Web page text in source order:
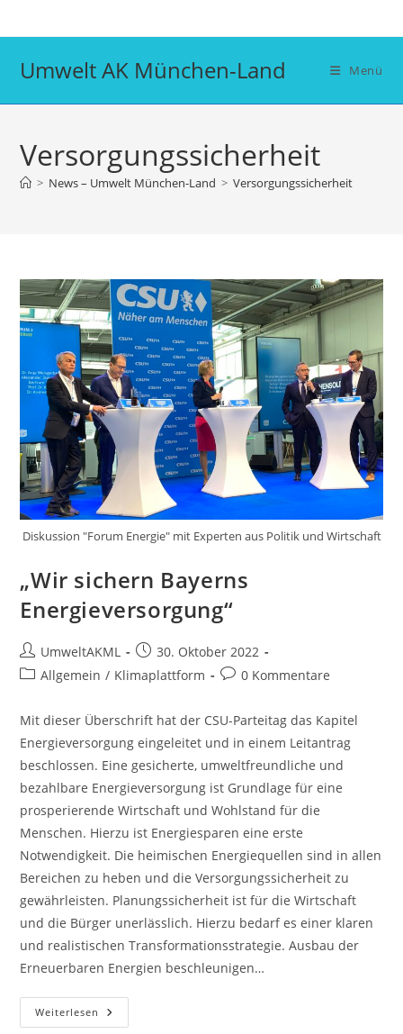
Inhalt
Umwelt AK München-Land Menü
Versorgungssicherheit
> News – Umwelt München-Land > Versorgungssicherheit
Diskussion "Forum Energie" mit Experten aus Politik und Wirtschaft
„Wir sichern Bayerns
Energieversorgung“
Beitrags-
Autor:
UmweltAKML
Beitrag
veröffentlicht:
30. Oktober 2022
Beitrags-
Allgemein / Klimaplattform
Beitrags-
0 Kommentare
Mit dieser Überschrift hat der CSU-Parteitag das Kapitel
Energieversorgung eingeleitet und in einem Leitantrag
beschlossen. Eine gesicherte, umweltfreundliche und
bezahlbare Energieversorgung ist Grundlage für eine
prosperierende Wirtschaft und Wohlstand für die
Menschen. Hierzu ist Energiesparen eine erste
Notwendigkeit. Die heimischen Energiequellen sind in allen
Bereichen zu heben und die Versorgungssicherheit zu
gewährleisten. Planungssicherheit ist für die Wirtschaft
und die Bürger unerlässlich. Hierzu bedarf es einer klaren
und realistischen Transformationsstrategie. Ausbau der
Erneuerbaren Energien beschleunigen…
Weiterlesen „Wir
Sichern